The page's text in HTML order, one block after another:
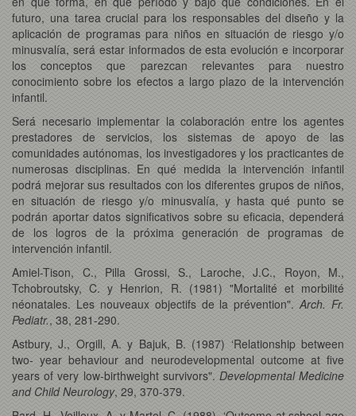
futuro, una tarea crucial para los responsables del diseño y la
aplicación de programas para niños en situación de riesgo y/o
minusvalía, será estar informados de esta evolución e incorporar
los conceptos que parezcan relevantes para nuestro
conocimiento sobre los efectos a largo plazo de la intervención
infantil.
Será necesario implementar la colaboración entre los agentes
prestadores de servicios, los sistemas de apoyo de las
comunidades autónomas, los investigadores y los practicantes de
numerosas disciplinas. En qué medida la intervención infantil
podrá mejorar sus resultados con los diferentes grupos de niños,
en situación de riesgo y/o minusvalía, y hasta qué punto se
podrán aportar datos significativos sobre su eficacia, dependerá
de los logros de la próxima generación de programas de
intervención infantil.
Amiel-Tison, C., Pilla Grossi, S., Laroche, J.C., Royon, M.,
Tchobroutsky, C. y Henrion, R. (1981) "Mortalité et morbilité
néonatales. Les nouveaux objectifs de la prévention".Arch. Fr.
Pediatr., 38, 281-290.
Astbury, J., Orgill, A. y Bajuk, B. (1987) ‘Relationship between
two- year behaviour and neurodevelopmental outcome at five
years of very low-birthweight survivors". Developmental Medicine
and Child Neurology, 29, 370-379.